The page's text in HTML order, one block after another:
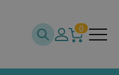
0